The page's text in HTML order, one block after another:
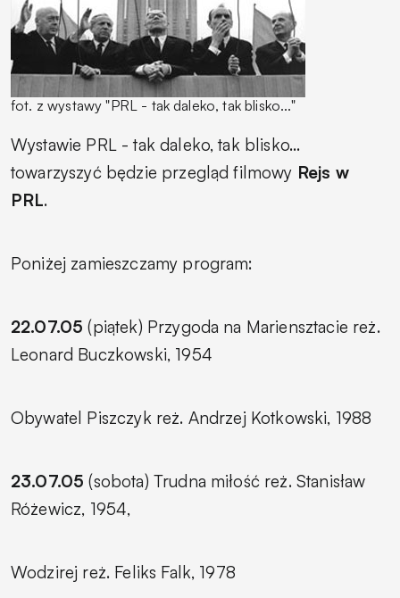
fot. z wystawy "PRL - tak daleko, tak blisko..."
Wystawie PRL - tak daleko, tak blisko...
towarzyszyć będzie przegląd filmowy Rejs w
PRL.
Poniżej zamieszczamy program:
22.07.05 (piątek) Przygoda na Mariensztacie reż.
Leonard Buczkowski, 1954
Obywatel Piszczyk reż. Andrzej Kotkowski, 1988
23.07.05 (sobota) Trudna miłość reż. Stanisław
Różewicz, 1954,
Wodzirej reż. Feliks Falk, 1978